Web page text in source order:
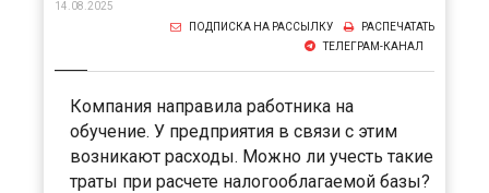
14.08.2025
РАСПЕЧАТАТЬ
ПОДПИСКА НА РАССЫЛКУ
ТЕЛЕГРАМ-КАНАЛ
Компания направила работника на
обучение. У предприятия в связи с этим
возникают расходы. Можно ли учесть такие
траты при расчете налогооблагаемой базы?